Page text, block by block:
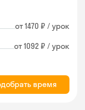
от 1470 ₽ / урок
от 1092 ₽ / урок
время